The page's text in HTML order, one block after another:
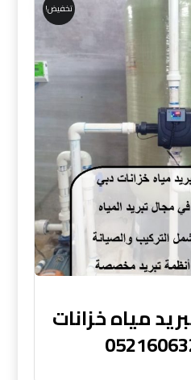
مياه خزانات
تخفيض!